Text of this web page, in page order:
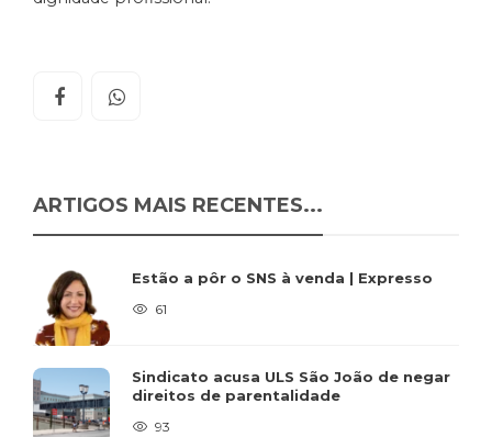
ARTIGOS MAIS RECENTES...
Estão a pôr o SNS à venda | Expresso
61
Sindicato acusa ULS São João de negar
direitos de parentalidade
93